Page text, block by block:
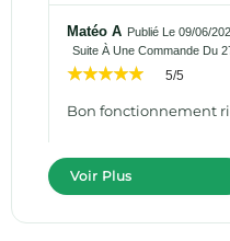
Matéo A Publié Le 09/06/
Suite À Une Commande Du
5/5
Bon fonctionnement
Voir Plus